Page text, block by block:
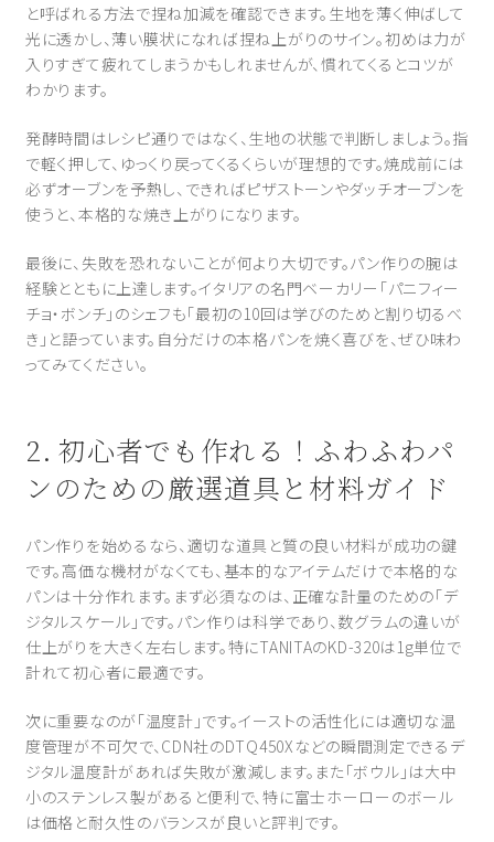
と呼ばれる方法で捏ね加減を確認できます。生地を薄く伸ばして
光に透かし、薄い膜状になれば捏ね上がりのサイン。初めは力が
入りすぎて疲れてしまうかもしれませんが、慣れてくるとコツが
わかります。
発酵時間はレシピ通りではなく、生地の状態で判断しましょう。指
で軽く押して、ゆっくり戻ってくるくらいが理想的です。焼成前には
必ずオーブンを予熱し、できればピザストーンやダッチオーブンを
使うと、本格的な焼き上がりになります。
最後に、失敗を恐れないことが何より大切です。パン作りの腕は
経験とともに上達します。イタリアの名門ベーカリー「パニフィー
チョ・ボンチ」のシェフも「最初の10回は学びのためと割り切るべ
き」と語っています。自分だけの本格パンを焼く喜びを、ぜひ味わ
ってみてください。
2. 初心者でも作れる！ふわふわパ
ンのための厳選道具と材料ガイド
パン作りを始めるなら、適切な道具と質の良い材料が成功の鍵
です。高価な機材がなくても、基本的なアイテムだけで本格的な
パンは十分作れます。まず必須なのは、正確な計量のための「デ
ジタルスケール」です。パン作りは科学であり、数グラムの違いが
仕上がりを大きく左右します。特にTANITAのKD-320は1g単位で
計れて初心者に最適です。
次に重要なのが「温度計」です。イーストの活性化には適切な温
度管理が不可欠で、CDN社のDTQ450Xなどの瞬間測定できるデ
ジタル温度計があれば失敗が激減します。また「ボウル」は大中
小のステンレス製があると便利で、特に富士ホーローのボール
は価格と耐久性のバランスが良いと評判です。